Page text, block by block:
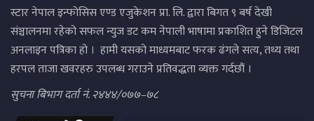
स्टार नेपाल इन्फोसिस एण्ड एजुकेशन प्रा. लि. द्वारा बिगत ९ बर्ष देखी
संञ्चालनमा रहेको सफल न्युज डट कम नेपाली भाषामा प्रकाशित हुने डिजिटल
अनलाइन पत्रिका हो । हामी यसको माध्यमबाट फरक ढंगले सत्य, तथ्य तथा
हरपल ताजा खवरहरु उपलब्ध गराउने प्रतिवद्धता व्यक्त गर्दछौं ।
सुचना बिभाग दर्ता नं. २४४४/०७७–७८